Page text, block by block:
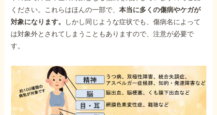
ください。これらはほんの一部で、本当に多くの傷病やケガが
対象になります。
しかし同じような症状でも、傷病名によって
は対象外とされてしまうこともありますので、注意が必要で
す。